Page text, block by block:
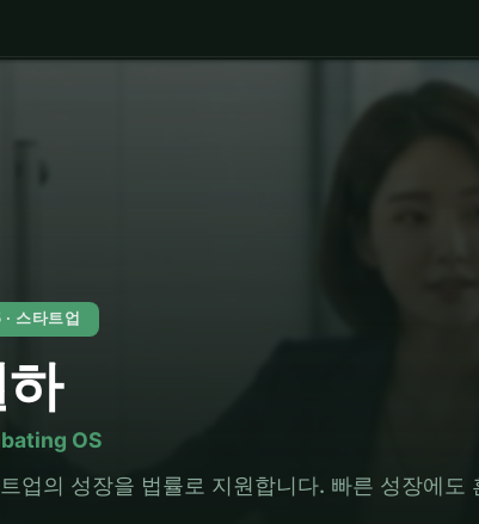
· 스타트업
OS
업의 성장을 법률로 지원합니다. 빠른 성장에도